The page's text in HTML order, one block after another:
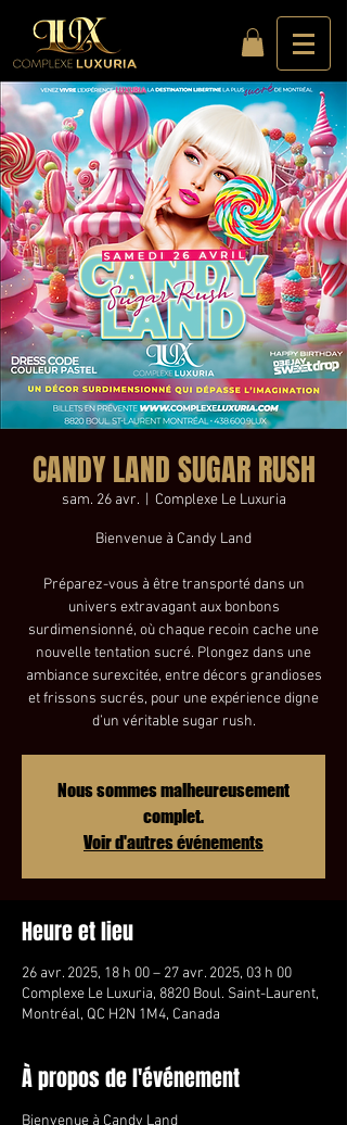
CANDY LAND SUGAR RUSH
sam. 26 avr.
  |
Complexe Le Luxuria
Bienvenue à Candy Land
Préparez-vous à être transporté dans un
univers extravagant aux bonbons
surdimensionné, où chaque recoin cache une
nouvelle tentation sucré. Plongez dans une
ambiance surexcitée, entre décors grandioses
et frissons sucrés, pour une expérience digne
d’un véritable sugar rush.
Nous sommes malheureusement
complet.
Voir d'autres événements
Heure et lieu
26 avr. 2025, 18 h 00 – 27 avr. 2025, 03 h 00
Complexe Le Luxuria, 8820 Boul. Saint-Laurent,
Montréal, QC H2N 1M4, Canada
À propos de l'événement